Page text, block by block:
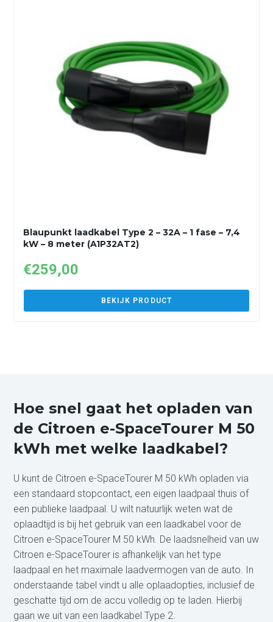
Blaupunkt laadkabel Type 2 – 32A – 1 fase – 7,4
kW – 8 meter (A1P32AT2)
€259,00
BEKIJK PRODUCT
Hoe snel gaat het opladen van
de Citroen e-SpaceTourer M 50
kWh met welke laadkabel?
U kunt de Citroen e-SpaceTourer M 50 kWh opladen via
een standaard stopcontact, een eigen laadpaal thuis of
een publieke laadpaal. U wilt natuurlijk weten wat de
oplaadtijd is bij het gebruik van een laadkabel voor de
Citroen e-SpaceTourer M 50 kWh. De laadsnelheid van uw
Citroen e-SpaceTourer is afhankelijk van het type
laadpaal en het maximale laadvermogen van de auto. In
onderstaande tabel vindt u alle oplaadopties, inclusief de
geschatte tijd om de accu volledig op te laden. Hierbij
gaan we uit van een laadkabel Type 2.